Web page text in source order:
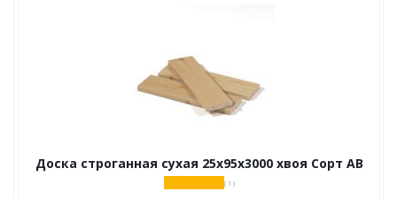
Доска строганная сухая 25х95х3000 хвоя Сорт АВ
( 1 )